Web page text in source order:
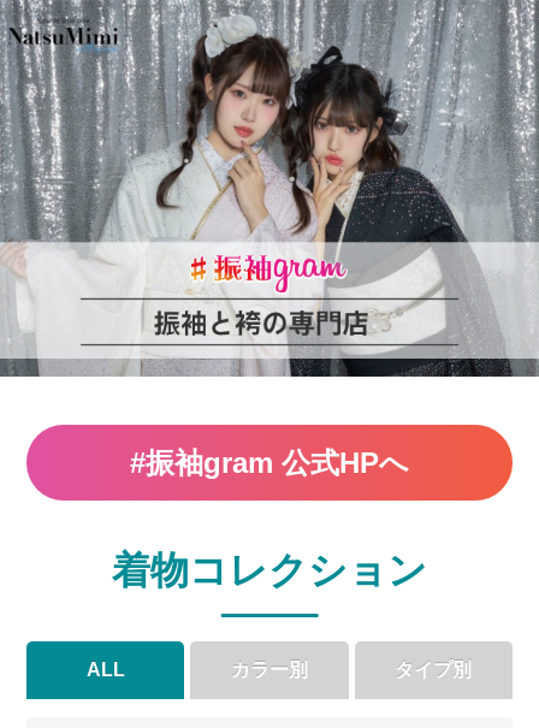
#振袖gram 公式HPへ
着物コレクション
ALL カラー別 タイプ別